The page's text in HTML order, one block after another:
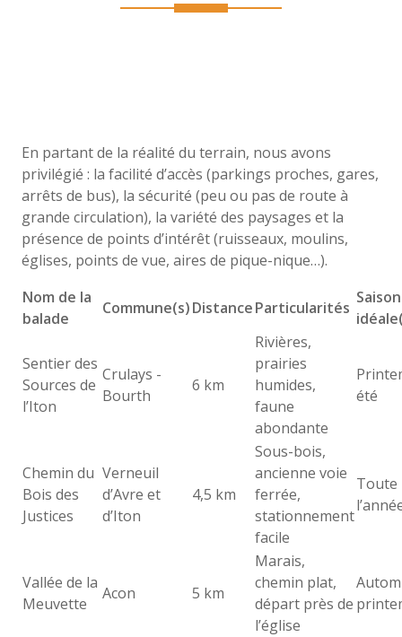
En partant de la réalité du terrain, nous avons
privilégié : la facilité d’accès (parkings proches, gares,
arrêts de bus), la sécurité (peu ou pas de route à
grande circulation), la variété des paysages et la
présence de points d’intérêt (ruisseaux, moulins,
églises, points de vue, aires de pique-nique…).
Nom de la
balade
Commune(s)DistanceParticularités
Sentier des
Sources de
l’Iton
Crulays -
Bourth
6 km
Rivières,
prairies
humides,
faune
abondante
été
Chemin du
Bois des
Justices
Verneuil
d’Avre et
d’Iton
4,5 km
Sous-bois,
ancienne voie
ferrée,
stationnement
facile
Toute
Vallée de la
Meuvette
Acon 5 km
Marais,
chemin plat,
départ près de
l’église